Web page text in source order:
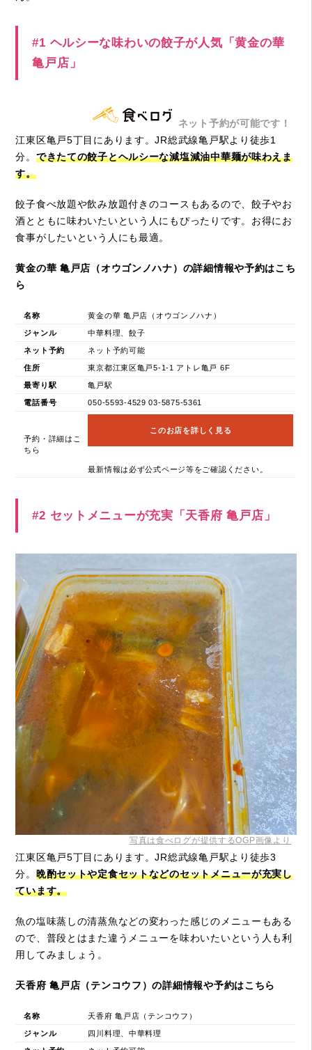
#1 ヘルシーな味わいの餃子が人気「黄金の華
亀戸店」
ネット予約が可能です！
江東区亀戸5丁目にあります。JR総武線亀戸駅より徒歩1
分。 できたての餃子とヘルシーな減塩減油中華麺が味わえま
す。
餃子食べ放題や飲み放題付きのコースもあるので、餃子やお
酒とともに味わいたいという人にもぴったりです。お得にお
食事がしたいという人にも最適。
黄金の華 亀戸店（オウゴンノハナ）の詳細情報や予約はこち
ら
名称 黄金の華 亀戸店（オウゴンノハナ）
ジャンル 中華料理、餃子
ネット予約 ネット予約可能
住所 東京都江東区亀戸5-1-1 アトレ亀戸 6F
最寄り駅 亀戸駅
電話番号 050-5593-4529 03-5875-5361
予約・詳細はこ
ちら
このお店を詳しく見る
最新情報は必ず公式ページ等をご確認ください。
#2 セットメニューが充実「天香府 亀戸店」
写真は食べログが提供するOGP画像より
江東区亀戸5丁目にあります。JR総武線亀戸駅より徒歩3
分。 晩酌セットや定食セットなどのセットメニューが充実し
ています。
魚の塩味蒸しの清蒸魚などの変わった感じのメニューもある
ので、普段とはまた違うメニューを味わいたいという人も利
用してみましょう。
天香府 亀戸店（テンコウフ）の詳細情報や予約はこちら
名称 天香府 亀戸店（テンコウフ）
ジャンル 四川料理、中華料理